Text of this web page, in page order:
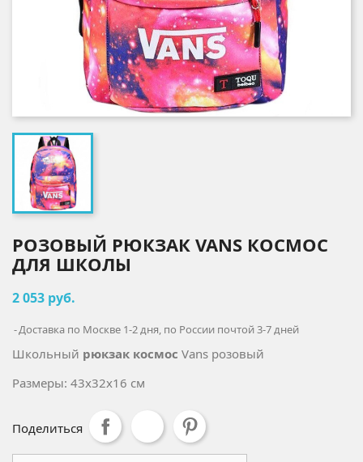
РОЗОВЫЙ РЮКЗАК VANS КОСМОС
ДЛЯ ШКОЛЫ
2 053 руб.
Доставка по Москве 1-2 дня, по России почтой 3-7 дней
Школьный рюкзак космос Vans розовый
Размеры: 43x32x16 см
Поделиться